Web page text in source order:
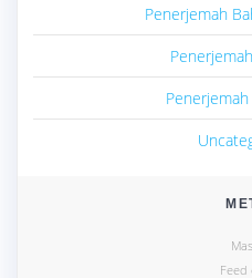
Penerjemah
Feed